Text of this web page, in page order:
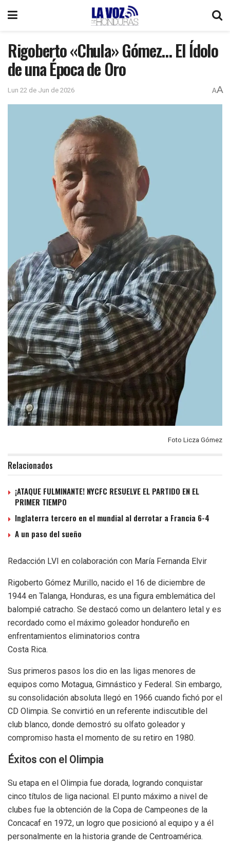
Rigoberto «Chula» Gómez… El Ídolo
de una Época de Oro
Lun 22 de Jun de 2026 AA
Foto Licza Gómez
Relacionados
¡ATAQUE FULMINANTE! NYCFC RESUELVE EL PARTIDO EN EL
PRIMER TIEMPO
Inglaterra tercero en el mundial al derrotar a Francia 6-4
A un paso del sueño
Redacción LVI en colaboración con María Fernanda Elvir
Rigoberto Gómez Murillo, nacido el 16 de diciembre de
1944 en Talanga, Honduras, es una figura emblemática del
balompié catracho. Se destacó como un delantero letal y es
recordado como el máximo goleador hondureño en
enfrentamientos eliminatorios contra
Costa Rica.
Sus primeros pasos los dio en las ligas menores de
equipos como Motagua, Gimnástico y Federal. Sin embargo,
su consolidación absoluta llegó en 1966 cuando fichó por el
CD Olimpia. Se convirtió en un referente indiscutible del
club blanco, donde demostró su olfato goleador y
compromiso hasta el momento de su retiro en 1980.
Éxitos con el Olimpia
Su etapa en el Olimpia fue dorada, logrando conquistar
cinco títulos de liga nacional. El punto máximo a nivel de
clubes fue la obtención de la Copa de Campeones de la
Concacaf en 1972, un logro que posicionó al equipo y a él
personalmente en la historia grande de Centroamérica.